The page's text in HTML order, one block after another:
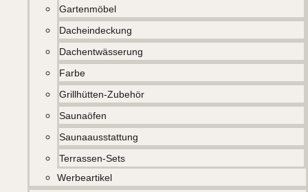
Gartenmöbel
Dacheindeckung
Dachentwässerung
Farbe
Grillhütten-Zubehör
Saunaöfen
Saunaausstattung
Terrassen-Sets
Werbeartikel